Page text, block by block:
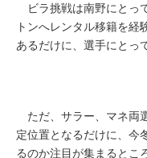
ビラ挑戦は南野にとっ
トンへレンタル移籍を経
あるだけに、選手にとっ
ただ、サラー、マネ両
定位置となるだけに、今
るのか注目が集まるとこ